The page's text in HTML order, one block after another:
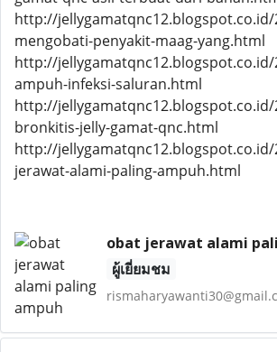
http://
mengobati-penyakit-maag-yang.html
http://
ampuh-infeksi-saluran.html
http://
bronkitis-jelly-gamat-qnc.html
http://
jerawat-alami-paling-ampuh.html
obat jerawat alami
ผู้เยี่ยมชม